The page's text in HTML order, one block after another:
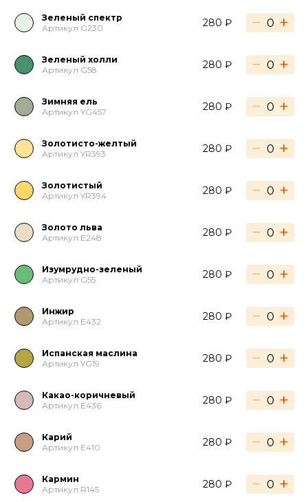
Зеленый спектр
Артикул G230
280 ₽ − +
Зеленый холли
Артикул G58
280 ₽ − +
Зимняя ель
Артикул YG457
280 ₽ − +
Золотисто-желтый
Артикул YR393
280 ₽ − +
Золотистый
Артикул YR394
280 ₽ − +
Золото льва
Артикул E248
280 ₽ − +
Изумрудно-зеленый
Артикул G55
280 ₽ − +
Инжир
Артикул E432
280 ₽ − +
Испанская маслина
Артикул YG19
280 ₽ − +
Какао-коричневый
Артикул E436
280 ₽ − +
Карий
Артикул E410
280 ₽ − +
Кармин
Артикул R145
280 ₽ − +